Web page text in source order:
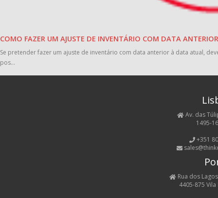
COMO FAZER UM AJUSTE DE INVENTÁRIO COM DATA
Se pretender fazer um ajuste de inventário com data anterior à data atual,
pos...
Av. das
1495-
+351
Rua dos
4405-875